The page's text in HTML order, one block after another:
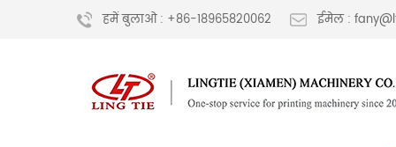
हमें बुलाओ : +86-18965820062 ईमेल :